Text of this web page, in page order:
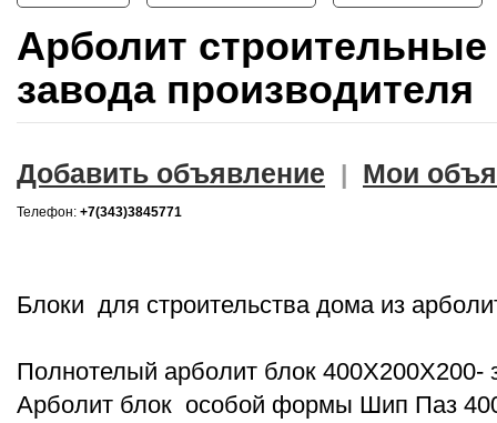
Арболит строительные
завода производителя
Добавить объявление | Мои
Телефон: +7(343)3845771
Блоки для строительства дома из
Полнотелый арболит блок 400Х200Х200-
Арболит блок особой формы Шип Паз